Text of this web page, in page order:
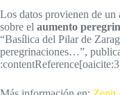
Los datos provienen de un
sobre el aumento
“Basílica del Pilar de
peregrinaciones…”,